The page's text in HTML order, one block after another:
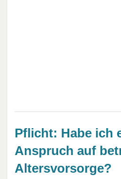
Pflicht: Habe ich
Anspruch auf
Altersvorsorge?